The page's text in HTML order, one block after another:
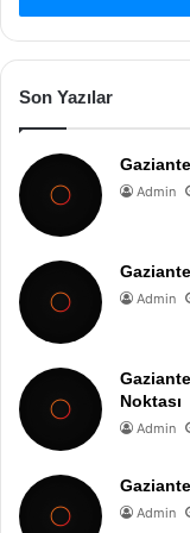
Son Yazılar
Admin
Admin
Noktası
Admin
Admin